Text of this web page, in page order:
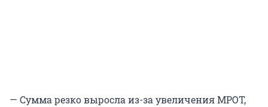
— Сумма резко выросла из-за увеличения МРОТ,